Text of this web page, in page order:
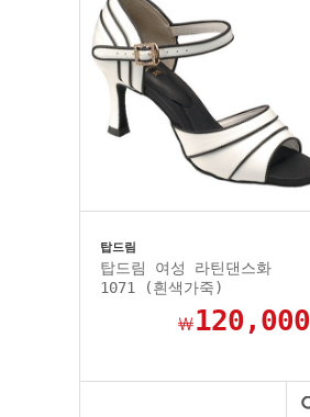
탑드림
탑드림 여성 라틴댄스화
1071 (흰색가죽)
￦120,000